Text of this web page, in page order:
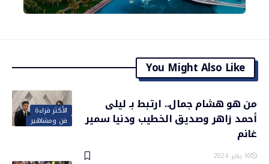
You Might Also Like
الأكثر قراءة
فن ومشاهير
من هو هشام جمال.. ارتبط بـ ليلى
أحمد زاهر وصديق الخطيب ودنيا سمير
غانم
10 يناير، 2024